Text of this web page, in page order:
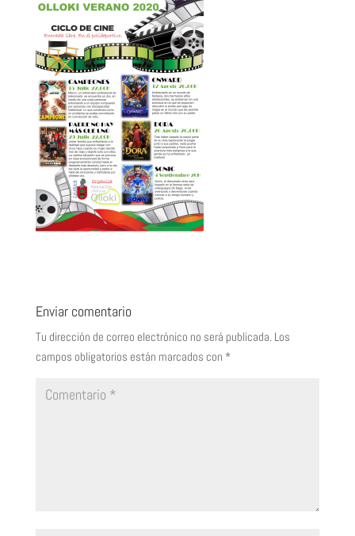
Enviar comentario
Tu dirección de correo electrónico no será publicada. Los
campos obligatorios están marcados con *